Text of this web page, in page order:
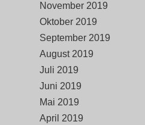
November 2019
Oktober 2019
September 2019
August 2019
Juli 2019
Juni 2019
Mai 2019
April 2019